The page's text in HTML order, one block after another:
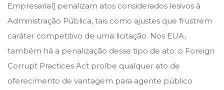
Empresarial] penalizam atos considerados lesivos à
Administração Pública, tais como ajustes que frustrem
caráter competitivo de uma licitação. Nos EUA,
também há a penalização desse tipo de ato: o Foreign
Corrupt Practices Act proíbe qualquer ato de
oferecimento de vantagem para agente público